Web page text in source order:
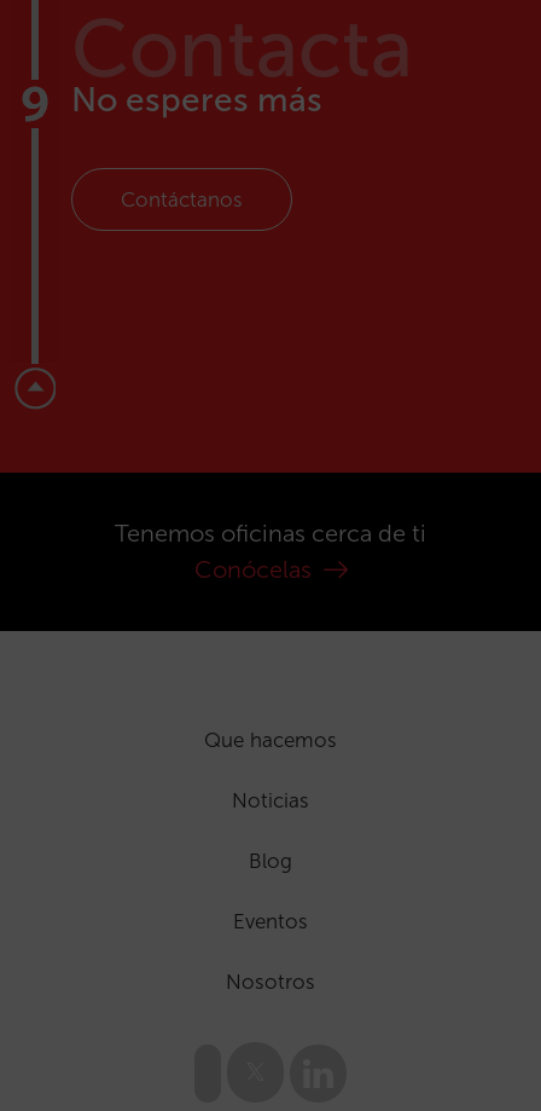
Contacta
No esperes más
Contáctanos
Tenemos oficinas cerca de ti
Conócelas
Que hacemos
Noticias
Blog
Eventos
Nosotros